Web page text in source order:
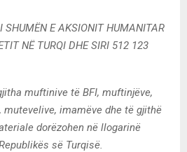
SHUMËN E AKSIONIT HUMANITAR
NË TURQI DHE SIRI 512 123
muftinive të BFI, muftinjëve,
mutevelive, imamëve dhe të gjithë
dorëzohen në llogarinë
së Turqisë.